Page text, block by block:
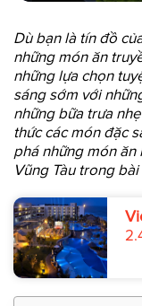
Dù bạn là tín đồ
những món ăn
những lựa chọn
sáng sớm với
những bữa trưa
thức các món đặc
phá những món
Vũng Tàu trong